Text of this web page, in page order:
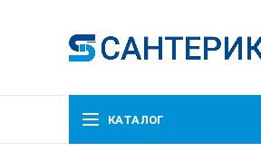
КАТАЛОГ